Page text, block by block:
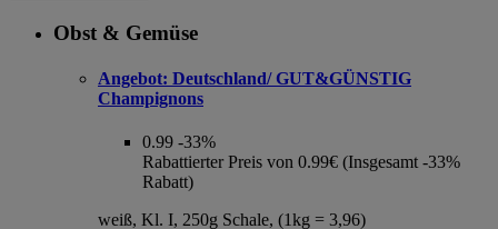
Obst & Gemüse
Angebot: Deutschland/ GUT&GÜNSTIG
Champignons
0.99 -33%
Rabattierter Preis von 0.99€ (Insgesamt -33%
Rabatt)
weiß, Kl. I, 250g Schale, (1kg = 3,96)